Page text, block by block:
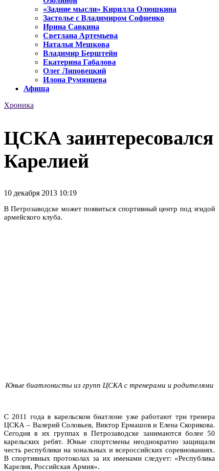
«Задние мысли» Кирилла Олюшкина
Застолье с Владимиром Софиенко
Ирина Савкина
Светлана Артемьева
Наталья Мешкова
Владимир Берштейн
Екатерина Габалова
Олег Липовецкий
Илона Румянцева
Афиша
Хроника
ЦСКА заинтересовался
Карелией
10 декабря 2013 10:19
В Петрозаводске может появиться спортивный центр под эгидой
армейского клуба.
Юные биатлонисты из групп ЦСКА с тренерами и родителями
С 2011 года в карельском биатлоне уже работают три тренера
ЦСКА – Валерий Соловьев, Виктор Ермашов и Елена Скорикова.
Сегодня в их группах в Петрозаводске занимаются более 50
карельских ребят. Юные спортсмены неоднократно защищали
честь республики на зональных и всероссийских соревнованиях.
В спортивных протоколах за их именами следует: «Республика
Карелия, Российская Армия».